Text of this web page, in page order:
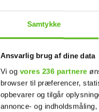
Samtykke
Ansvarlig brug af dine data
Vi og vores 236 partnere
browser til præferencer,
opbevarer og tilgår
annonce- og
– Jeg
små
komma
også
som
min
Hvad er